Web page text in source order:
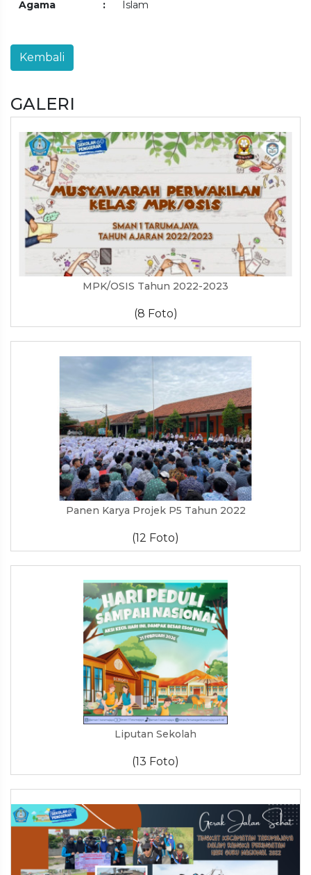
Agama : Islam
GALERI
MPK/OSIS Tahun 2022-2023
(8 Foto)
Panen Karya Projek P5 Tahun 2022
(12 Foto)
Liputan Sekolah
(13 Foto)